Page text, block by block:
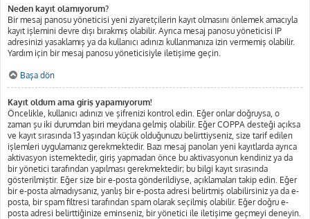
Neden kayıt olamıyorum?
Bir mesaj panosu yöneticisi yeni ziyaretçilerin kayıt olmasını önlemek amacıyla
kayıt işlemini devre dışı bırakmış olabilir. Ayrıca mesaj panosu yöneticisi IP
adresinizi yasaklamış ya da kullanıcı adınızı kullanmanıza izin vermemiş olabilir.
Yardım için bir mesaj panosu yöneticisiyle iletişime geçin.
Başa dön
Kayıt oldum ama giriş yapamıyorum!
Öncelikle, kullanıcı adınızı ve şifrenizi kontrol edin. Eğer onlar doğruysa, o
zaman şu iki durumdan biri meydana gelmiş olabilir. Eğer COPPA desteği açıksa
ve kayıt sırasında 13 yaşından küçük olduğunuzu belirttiyseniz, size tarif edilen
işlemleri uygulamanız gerekmektedir. Bazı mesaj panoları yeni kayıtlarda ayrıca
aktivasyon istemektedir, giriş yapmadan önce bu aktivasyonun kendiniz ya da
bir yönetici tarafından yapılması gerekmektedir; bu bilgi kayıt sırasında
gösterilmiştir. Eğer size bir e-posta gönderildiyse, açıklamaları takip edin. Eğer
bir e-posta almadıysanız, yanlış bir e-posta adresi belirtmiş olabilirsiniz ya da e-
posta, bir spam filtresi tarafından spam olarak seçilmiş olabilir. Eğer doğru e-
posta adresi belirttiğinize eminseniz, bir yönetici ile iletişime geçmeyi deneyin.